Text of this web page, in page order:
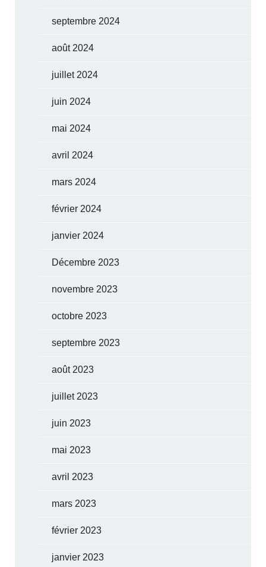
septembre 2024
août 2024
juillet 2024
juin 2024
mai 2024
avril 2024
mars 2024
février 2024
janvier 2024
Décembre 2023
novembre 2023
octobre 2023
septembre 2023
août 2023
juillet 2023
juin 2023
mai 2023
avril 2023
mars 2023
février 2023
janvier 2023